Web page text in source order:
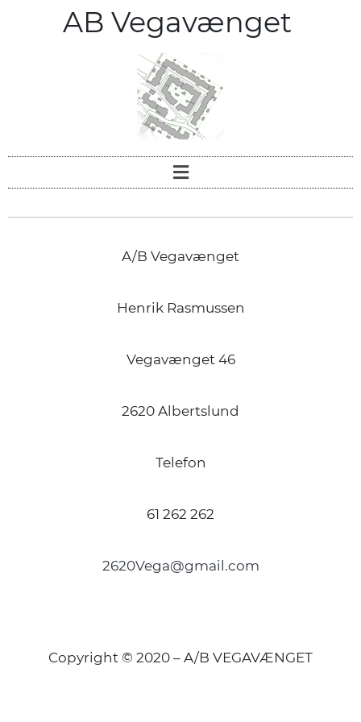
AB Vegavænget
A/B Vegavænget
Henrik Rasmussen
Vegavænget 46
2620 Albertslund
Telefon
61 262 262
2620Vega@gmail.com
Copyright © 2020 – A/B VEGAVÆNGET